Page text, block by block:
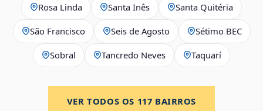
Rosa Linda Santa Inês Santa Quitéria
São Francisco Seis de Agosto Sétimo BEC
Sobral Tancredo Neves Taquarí
VER TODOS OS 117 BAIRROS